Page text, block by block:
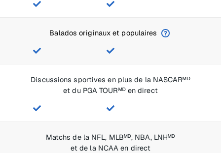
Balados originaux et populaires
Discussions sportives en plus de la NASCARᴹᴰ
et du PGA TOURᴹᴰ en direct
Matchs de la NFL, MLBᴹᴰ, NBA, LNHᴹᴰ
et de la NCAA en direct